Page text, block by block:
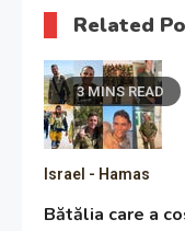
Related
3 MINS READ
Israel - Hamas
Bătălia care a